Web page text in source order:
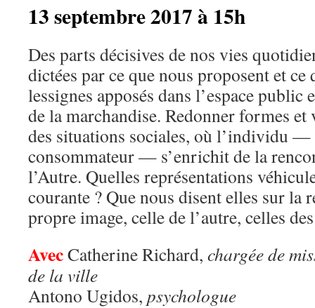
13 septembre 2017 à 15h
Des parts décisives de nos vies
dictées par ce que nous proposent et
lessignes apposés dans l’espace public
de la marchandise. Redonner formes et
des situations sociales, où l’individu —
consommateur — s’enrichit de la
l’Autre. Quelles représentations
courante ? Que nous disent elles sur la
propre image, celle de l’autre, celles
AvecCatherine Richard, chargée de
de la ville
Antono Ugidos, psychologue